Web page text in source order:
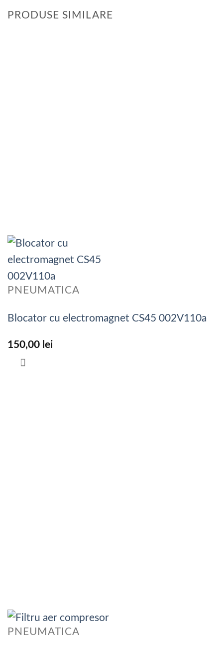
PRODUSE SIMILARE
PNEUMATICA
Blocator cu electromagnet CS45 002V110a
150,00 lei
PNEUMATICA